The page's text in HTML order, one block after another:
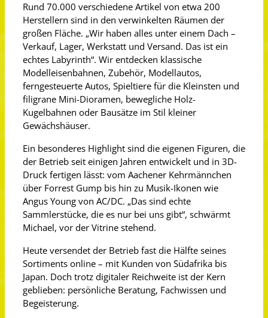
Rund 70.000 verschiedene Artikel von etwa 200
Herstellern sind in den verwinkelten Räumen der
großen Fläche. „Wir haben alles unter einem Dach –
Verkauf, Lager, Werkstatt und Versand. Das ist ein
echtes Labyrinth“. Wir entdecken klassische
Modelleisenbahnen, Zubehör, Modellautos,
ferngesteuerte Autos, Spieltiere für die Kleinsten und
filigrane Mini-Dioramen, bewegliche Holz-
Kugelbahnen oder Bausätze im Stil kleiner
Gewächshäuser.
Ein besonderes Highlight sind die eigenen Figuren, die
der Betrieb seit einigen Jahren entwickelt und in 3D-
Druck fertigen lässt: vom Aachener Kehrmännchen
über Forrest Gump bis hin zu Musik-Ikonen wie
Angus Young von AC/DC. „Das sind echte
Sammlerstücke, die es nur bei uns gibt“, schwärmt
Michael, vor der Vitrine stehend.
Heute versendet der Betrieb fast die Hälfte seines
Sortiments online – mit Kunden von Südafrika bis
Japan. Doch trotz digitaler Reichweite ist der Kern
geblieben: persönliche Beratung, Fachwissen und
Begeisterung.